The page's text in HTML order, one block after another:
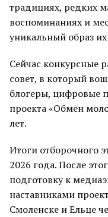
традициях, редких
воспоминаниях и
уникальный образ
Сейчас конкурсные
совет, в который
блогеры, цифровые
проекта «Обмен
лет.
Итоги отборочного
2026 года. После
подготовку к
наставниками
Смоленске и Ельце